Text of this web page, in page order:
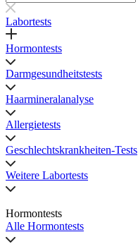
Labortests
Hormontests
Darmgesundheitstests
Haarmineralanalyse
Allergietests
Geschlechtskrankheiten-Tests
Weitere Labortests
Hormontests
Alle Hormontests